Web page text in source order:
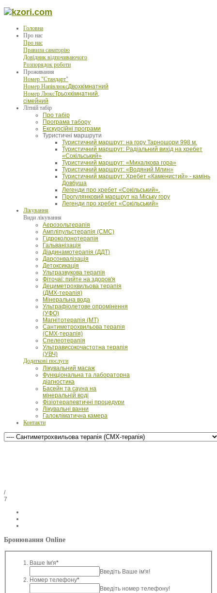
Головна
Про нас
Про нас
Правила санаторію
Довідник відпочиваючого
Розпорядок роботи
Проживання
Номер "Стандарт"
Номер НапівлюксДвохкімнатний
Номер ЛюксТрьохкімнатний,
сімейний
Літній табір
Про табір
Програма табору
Екскурсійні програми
Туристичні маршрути
Туристичний маршрут: на гору Тарношори 998 м.
Туристичний маршрут: Радіальний вихід на хребет
«Сокільський»
Туристичний маршрут: «Михалкова гора»
Туристичний маршрут: «Водяний Млин»
Туристичний маршрут: Хребет «Каменистий» - камінь
Довбуша
Легенди про хребет «Сокільський».
Прогулянковий маршрут на Міську гору
Легенди про хребет «Сокільський»
Лікування
Види лікування
Аерозольтерапія
Ампліпульстерапія (СМС)
Гідроколонотерапія
Гальванізація
Діадинамотерапія (ДДТ)
Дарсонвалізація
Детоксикація
Ультразвукова терапія
Фіточаї: пийте на здоров'я
Дециметрохвильова терапія
(ДМХ-терапія)
Мінеральна вода
Ультрафіолетове опромінення
(УФО)
Магнітотерапія (МТ)
Сантиметрохвильова терапія
(СМХ-терапія)
Спелеотерапія
Ультрависокочастотна терапія
(УВЧ)
Додаткові послуги
Лікувальний масаж
Функціональна та лабораторна
діагностика
Басейн та сауна на
мінеральній воді
Фізіотерапевтичні процедури
Лікувальні ванни
Галокліматична камера
Контакти
/
7
Бронювання Online
Ваше Ім'я*
Введіть Ваше ім'я!
Номер телефону*
Введіть номер телефону!